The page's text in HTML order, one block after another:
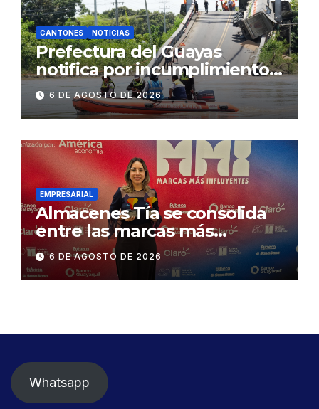
CANTONES NOTICIAS
Prefectura del Guayas
notifica por incumplimiento
contractual a la
Concesionaria CONORTE y
exige celeridad en
desmontaje del puente
Gonzalo Icaza Cornejo, en
Daule
6 DE AGOSTO DE 2026
EMPRESARIAL
Almacenes Tía se consolida
entre las marcas más
influyentes del Ecuador
6 DE AGOSTO DE 2026
Whatsapp